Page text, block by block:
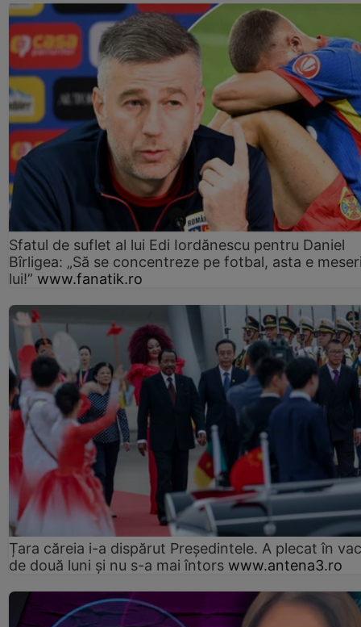
Sfatul de suflet al lui Edi Iordănescu pentru Daniel
Bîrligea: „Să se concentreze pe fotbal, asta e
lui!” www.fanatik.ro
Țara căreia i-a dispărut Președintele. A plecat în
de două luni și nu s-a mai întors www.antena3.ro